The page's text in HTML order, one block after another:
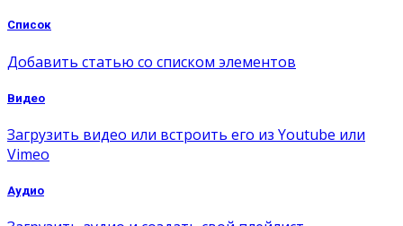
Список
Добавить статью со списком элементов
Видео
Загрузить видео или встроить его из Youtube или
Vimeo
Аудио